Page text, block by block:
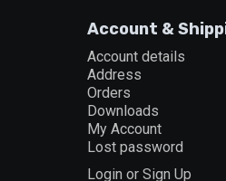
Account &
Account details
Address
Orders
Downloads
My Account
Lost password
Login or Sign Up